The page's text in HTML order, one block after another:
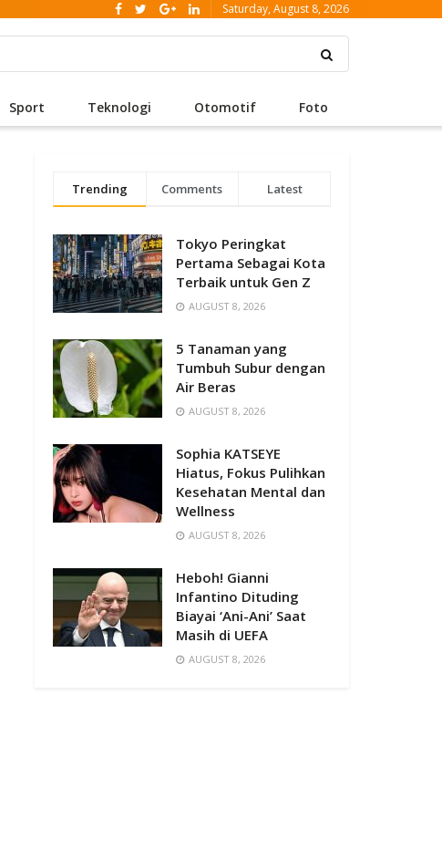
Saturday, August 8, 2026
Sport Teknologi Otomotif Foto
Trending Comments Latest
Tokyo Peringkat
Pertama Sebagai Kota
Terbaik untuk Gen Z
AUGUST 8, 2026
5 Tanaman yang
Tumbuh Subur dengan
Air Beras
AUGUST 8, 2026
Sophia KATSEYE
Hiatus, Fokus Pulihkan
Kesehatan Mental dan
Wellness
AUGUST 8, 2026
Heboh! Gianni
Infantino Dituding
Biayai ‘Ani-Ani’ Saat
Masih di UEFA
AUGUST 8, 2026